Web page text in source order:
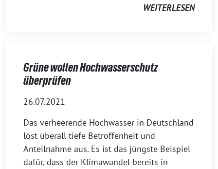
WEITERLESEN
Grüne wollen Hochwasserschutz
überprüfen
26.07.2021
Das verheerende Hochwasser in Deutschland
löst überall tiefe Betroffenheit und
Anteilnahme aus. Es ist das jüngste Beispiel
dafür, dass der Klimawandel bereits in